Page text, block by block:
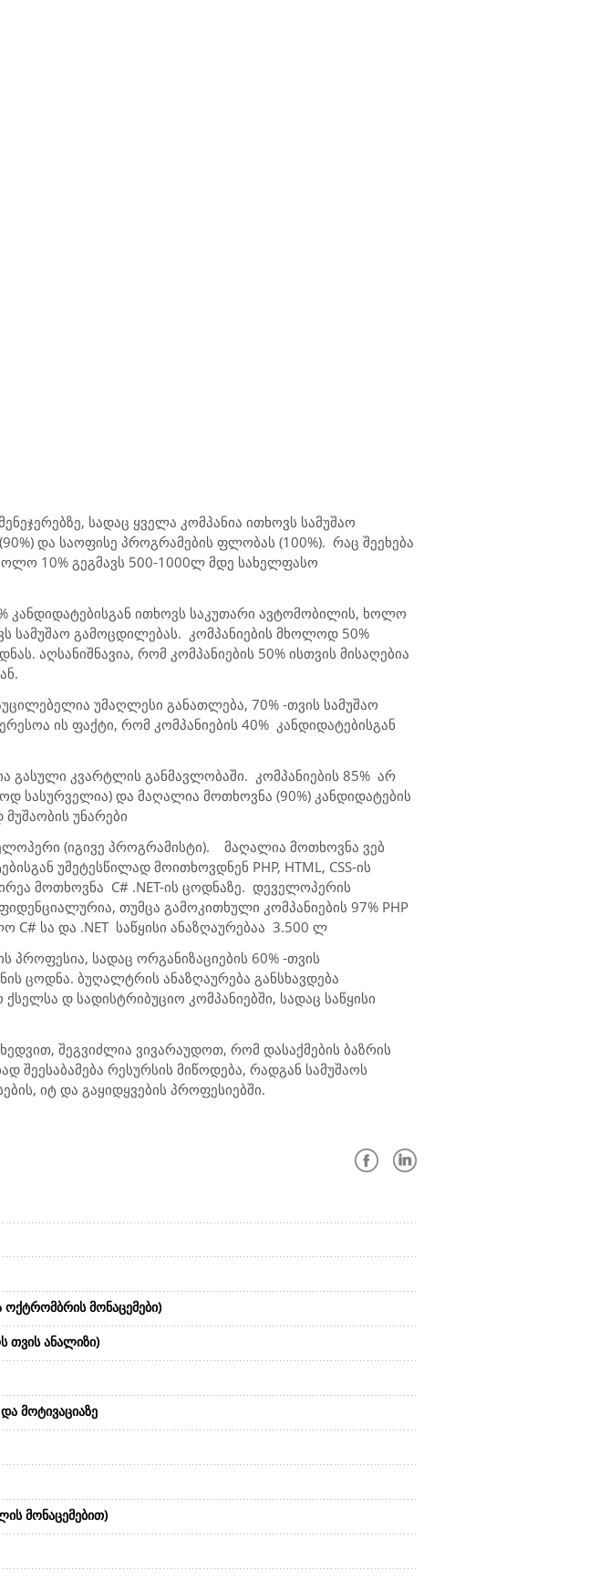
სადაც ყველა კომპანია ითხოვს სამუშაო
და საოფისე პროგრამების ფლობას (100%). რაც შეეხება
10% გეგმავს 500-1000ლ მდე სახელფასო
კანდიდატებისგან ითხოვს საკუთარი ავტომობილის, ხოლო
სამუშაო გამოცდილებას. კომპანიების მხოლოდ 50%
აღსანიშნავია, რომ კომპანიების 50% ისთვის მისაღებია
უმაღლესი განათლება, 70% -თვის სამუშაო
ის ფაქტი, რომ კომპანიების 40% კანდიდატებისგან
კვარტლის განმავლობაში. კომპანიების 85% არ
და მაღალია მოთხოვნა (90%) კანდიდატების
უნარები
(იგივე პროგრამისტი). მაღალია მოთხოვნა ვებ
უმეტესწილად მოითხოვდნენ PHP, HTML, CSS-ის
მოთხოვნა C# .NET-ის ცოდნაზე. დეველოპერის
თუმცა გამოკითხული კომპანიების 97% PHP
სა და .NET საწყისი ანაზღაურებაა 3.500 ლ
სადაც ორგანიზაციების 60% -თვის
ცოდნა. ბუღალტრის ანაზღაურება განსხავდება
დ სადისტრიბუციო კომპანიებში, სადაც საწყისი
შეგვიძლია ვივარაუდოთ, რომ დასაქმების ბაზრის
რესურსის მიწოდება, რადგან სამუშაოს
იტ და გაყიდყვების პროფესიებში.
მონაცემები)
თვის ანალიზი)
მოტივაციაზე
მონაცემებით)